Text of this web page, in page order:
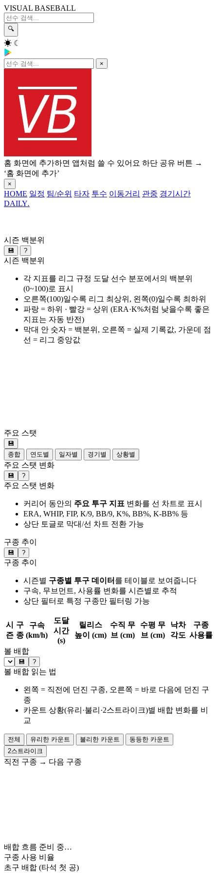
VISUAL BASEBALL
🔍
☀ ☾
×
홈 화면에 추가하면 앱처럼 쓸 수 있어요 하단 공유 버튼 →
‘홈 화면에 추가’
×
HOME 일정 팀/순위 타자 투수 이동거리 관중 경기시간
DAILY.
시즌 백분위
💾 ?
시즌 백분위
각 지표를 리그 규정 도달 선수 분포에서의 백분위
(0~100)로 표시
오른쪽(100)일수록 리그 최상위, 왼쪽(0)일수록 최하위
파랑 = 하위 · 빨강 = 상위 (ERA·K%처럼 낮을수록 좋은
지표는 자동 반전)
막대 안 숫자 = 백분위, 오른쪽 = 실제 기록값, 가운데 점
선 = 리그 중앙값
주요 스탯
💾
종합
연도별 일자별 경기별 상황별
주요 스탯 변화
💾 ?
주요 스탯 변화
커리어 동안의 주요 투구 지표 변화를 선 차트로 표시
ERA, WHIP, FIP, K/9, BB/9, K%, BB%, K-BB% 등
상단 토글로 막대/선 차트 전환 가능
구종 추이
💾 ?
구종 추이
시즌별 구종별 투구 데이터 를 테이블로 보여줍니다
구속, 무브먼트, 사용률 변화를 시즌별로 추적
상단 필터로 특정 구종만 필터링 가능
시
즌
구
종
구속
(km/h)
도달
시간
(s)
릴리스
높이 (cm)
수직 무
브 (cm)
수평 무
브 (cm)
낙차
각도
구종
사용률
볼 배합
💾 ?
볼 배합 읽는 법
왼쪽 = 직전에 던진 구종, 오른쪽 = 바로 다음에 던진 구
종
카운트 상황(유리·불리·2스트라이크)별 배합 변화를 비
교
전체 유리한 카운트 불리한 카운트
동등한 카운트
2스트라이크
직전 구종 → 다음 구종
배합 흐름 준비 중…
구종 사용 비율
초구 배합 (타석 첫 공)